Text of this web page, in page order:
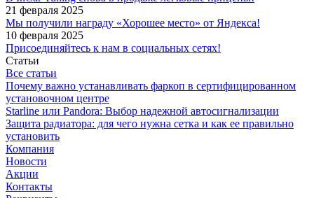
21 февраля 2025
Мы получили награду «Хорошее место» от Яндекса!
10 февраля 2025
Присоединяйтесь к нам в социальных сетях!
Статьи
Все статьи
Почему важно устанавливать фаркоп в сертифицированном
установочном центре
Starline или Pandora: Выбор надежной автосигнализации
Защита радиатора: для чего нужна сетка и как ее правильно
установить
Компания
Новости
Акции
Контакты